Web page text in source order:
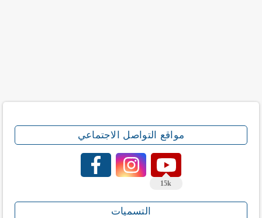
مواقع التواصل الاجتماعي
15k
التسميات